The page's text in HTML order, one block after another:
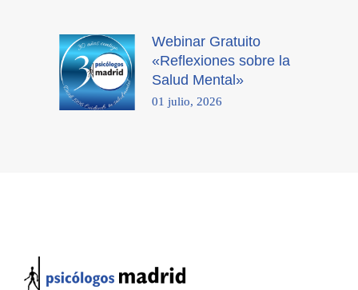
Webinar Gratuito
«Reflexiones sobre la
Salud Mental»
01 julio, 2026